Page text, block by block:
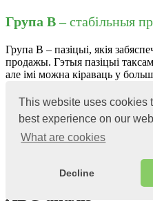
This website uses cookies
best experience on our
What are cookies
Decline
Група В –стабільныя
Група B – пазіцыі, якія
продажы. Гэтыя пазіцыі
але імі можна кіраваць у
Група С –не
Гэта найменш важная група
яны не прыносяць прыбытку,
ABC-аналіз